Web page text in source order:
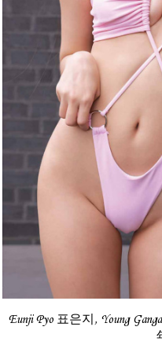
Eunji Pyo 표은지, Young